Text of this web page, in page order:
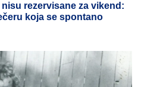
rezervisane za vikend:
koja se spontano